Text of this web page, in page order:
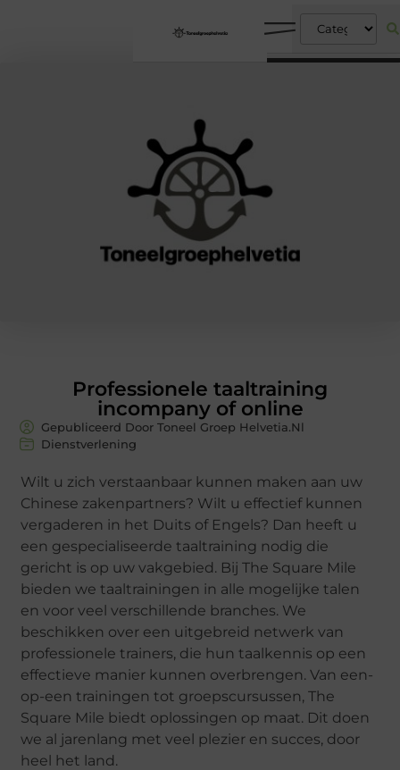
Professionele taaltraining
incompany of online
Gepubliceerd Door Toneel Groep Helvetia.nl
Dienstverlening
Wilt u zich verstaanbaar kunnen maken aan uw
Chinese zakenpartners? Wilt u effectief kunnen
vergaderen in het Duits of Engels? Dan heeft u
een gespecialiseerde taaltraining nodig die
gericht is op uw vakgebied. Bij The Square Mile
bieden we taaltrainingen in alle mogelijke talen
en voor veel verschillende branches. We
beschikken over een uitgebreid netwerk van
professionele trainers, die hun taalkennis op een
effectieve manier kunnen overbrengen. Van een-
op-een trainingen tot groepscursussen, The
Square Mile biedt oplossingen op maat. Dit doen
we al jarenlang met veel plezier en succes, door
heel het land.